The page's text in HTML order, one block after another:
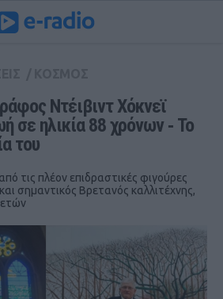
Ντέιβιντ Χόκνεϊ
σε ηλικία 88 χρόνων ‑ Το
του
τις πλέον επιδραστικές φιγούρες
σημαντικός Βρετανός καλλιτέχνης,
ετών